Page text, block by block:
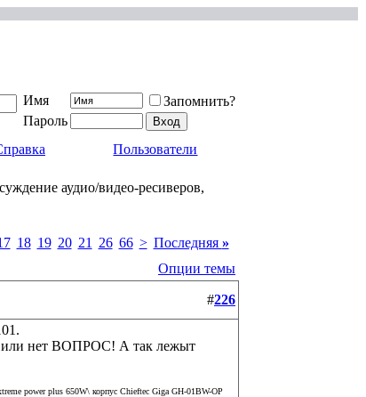
Имя
Запомнить?
Пароль
Пользователи
аудио/видео-ресиверов,
18 19 20 21 26 66 > Последняя »
Опции темы
#226
или нет ВОПРОС! А так лежыт
power plus 650W\ корпус Chieftec Giga GH-01BW-OP